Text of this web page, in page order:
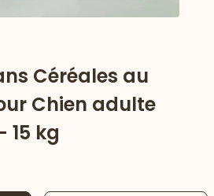
Céréales au
Chien adulte
15 kg